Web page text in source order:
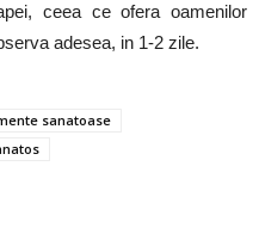
ceea ce ofera oamenilor
adesea, in 1-2 zile.
sanatoase